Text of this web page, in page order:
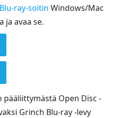
Blu-ray-soitin Windows/Mac
ja avaa se.
pääliittymästä Open Disc -
Grinch Blu-ray -levy